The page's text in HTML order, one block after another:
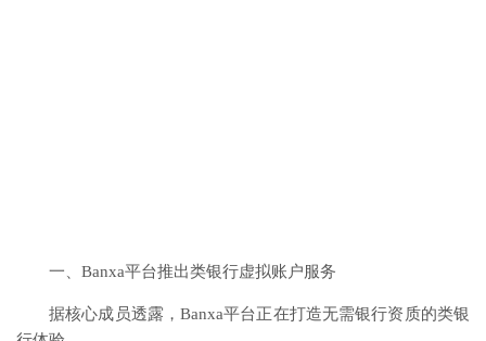
一、Banxa平台推出类银行虚拟账户服务
据核心成员透露，Banxa平台正在打造无需银行资质的类银